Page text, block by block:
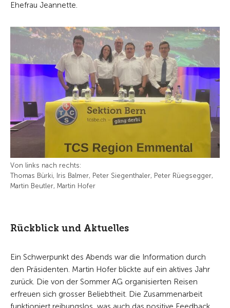
Ehefrau Jeannette.
Von links nach rechts:
Thomas Bürki, Iris Balmer, Peter Siegenthaler, Peter Rüegsegger,
Martin Beutler, Martin Hofer
Rückblick und Aktuelles
Ein Schwerpunkt des Abends war die Information durch
den Präsidenten. Martin Hofer blickte auf ein aktives Jahr
zurück. Die von der Sommer AG organisierten Reisen
erfreuen sich grosser Beliebtheit. Die Zusammenarbeit